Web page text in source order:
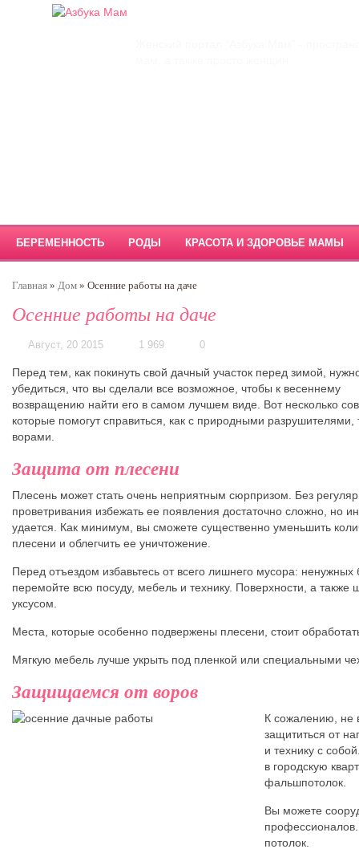
БЕРЕМЕННОСТЬ РОДЫ КРАСОТА И ЗДОРОВЬЕ МАМЫ
Главная » Дом » Осенние работы на даче
Осенние работы на даче
Август, 20 2015 1 969 0
Перед тем, как покинуть свой дачный участок перед зимой,
убедиться, что вы сделали все возможное, чтобы к весеннему
возвращению найти его в самом лучшем виде. Вот несколько
которые помогут справиться, как с природными разрушителями,
ворами.
Защита от плесени
Плесень может стать очень неприятным сюрпризом. Без
проветривания избежать ее появления достаточно сложно, но
удается. Как минимум, вы сможете существенно уменьшить
плесени и облегчить ее уничтожение.
Перед отъездом избавьтесь от всего лишнего мусора: ненужных
перемойте всю посуду, мебель и технику. Поверхности, а
уксусом.
Места, которые особенно подвержены плесени, стоит
Мягкую мебель лучше укрыть под пленкой или специальными
Защищаемся от воров
К сожалению, не
защититься от
и технику с
в городскую
фальшпотолок.
Вы можете
профессионалов.
потолок.